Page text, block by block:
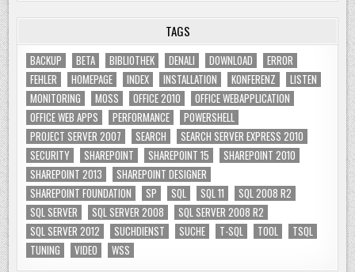
TAGS
BACKUP BETA BIBLIOTHEK DENALI DOWNLOAD
ERROR
FEHLER
HOMEPAGE INDEX INSTALLATION KONFERENZ
LISTEN
MONITORING
MOSS OFFICE 2010
OFFICE WEBAPPLICATION
OFFICE WEB APPS
PERFORMANCE
POWERSHELL
PROJECT SERVER 2007
SEARCH
SEARCH SERVER EXPRESS 2010
SECURITY
SHAREPOINT SHAREPOINT 15
SHAREPOINT 2010
SHAREPOINT 2013
SHAREPOINT DESIGNER
SHAREPOINT FOUNDATION
SP SQL SQL 11
SQL 2008 R2
SQL SERVER
SQL SERVER 2008
SQL SERVER 2008 R2
SQL SERVER 2012
SUCHDIENST SUCHE T-SQL TOOL
TSQL
TUNING
VIDEO WSS